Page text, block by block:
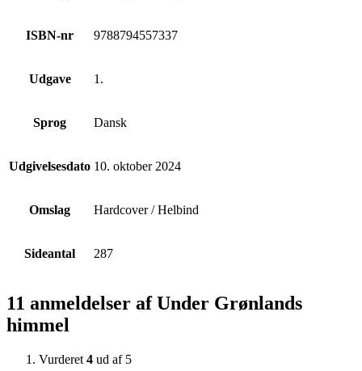
ISBN-nr 9788794557337
Udgave 1.
Sprog Dansk
Udgivelsesdato 10. oktober 2024
Omslag Hardcover / Helbind
Sideantal 287
11 anmeldelser afUnder Grønlands
himmel
Vurderet 4 ud af 5